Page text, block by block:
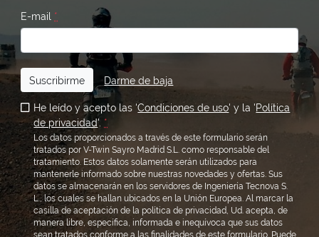
E-mail *
Suscribirme Darme de baja
He leído y acepto las 'Condiciones de uso' y la 'Política
de privacidad'. *
Los datos proporcionados a través de este formulario serán
tratados por V-Twin Sayro Madrid S.L. como responsable del
tratamiento. Estos datos solamente serán utilizados para
mantenerle informado sobre nuestras novedades y ofertas. Sus
datos se almacenarán en los servidores de Ingeniería Tecnova S.
L., los cuales se hallan ubicados en la Unión Europea. Al marcar la
casilla de aceptación de la política de privacidad, Ud. acepta, de
manera libre, específica, informada e inequívoca que sus datos